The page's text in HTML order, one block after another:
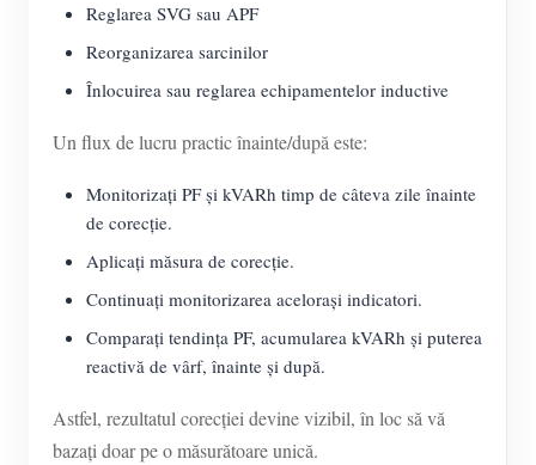
Reglarea SVG sau APF
Reorganizarea sarcinilor
Înlocuirea sau reglarea echipamentelor inductive
Un flux de lucru practic înainte/după este:
Monitorizați PF și kVARh timp de câteva zile înainte
de corecție.
Aplicați măsura de corecție.
Continuați monitorizarea acelorași indicatori.
Comparați tendința PF, acumularea kVARh și puterea
reactivă de vârf, înainte și după.
Astfel, rezultatul corecției devine vizibil, în loc să vă
bazați doar pe o măsurătoare unică.